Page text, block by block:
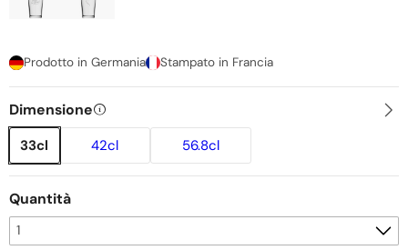
Prodotto in Germania Stampato in Francia
Dimensione
33cl 42cl 56.8cl
Quantità